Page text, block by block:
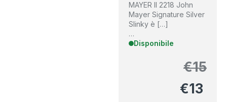
MAYER Il 2218 John
Mayer Signature Silver
Slinky è […]
…
Disponibile
€15
€13